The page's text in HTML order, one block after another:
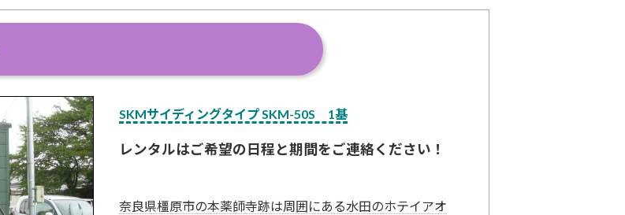
SKMサイディングタイプ SKM-50S 1基
レンタルはご希望の日程と期間をご連絡ください！
奈良県橿原市の本薬師寺跡は周囲にある水田のホテイアオ